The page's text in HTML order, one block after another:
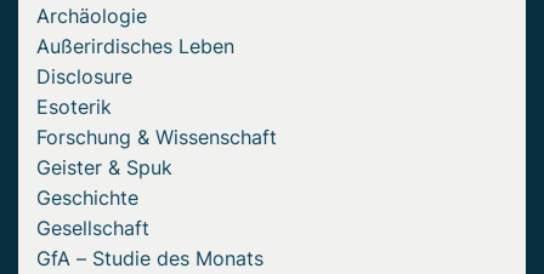
Archäologie
Außerirdisches Leben
Disclosure
Esoterik
Forschung & Wissenschaft
Geister & Spuk
Geschichte
Gesellschaft
GfA – Studie des Monats